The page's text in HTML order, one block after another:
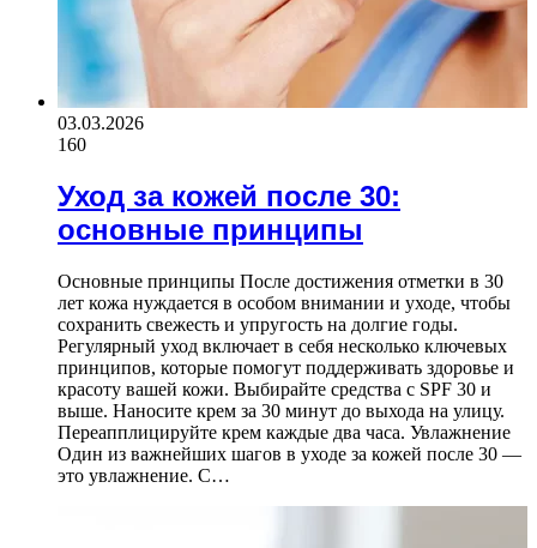
03.03.2026
160
Уход за кожей после 30:
основные принципы
Основные принципы После достижения отметки в 30
лет кожа нуждается в особом внимании и уходе, чтобы
сохранить свежесть и упругость на долгие годы.
Регулярный уход включает в себя несколько ключевых
принципов, которые помогут поддерживать здоровье и
красоту вашей кожи. Выбирайте средства с SPF 30 и
выше. Наносите крем за 30 минут до выхода на улицу.
Переапплицируйте крем каждые два часа. Увлажнение
Один из важнейших шагов в уходе за кожей после 30 —
это увлажнение. С…